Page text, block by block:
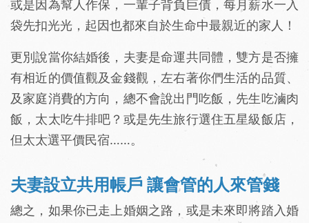
或是因為幫人作保，一輩子背負巨債，每月薪水一入
袋先扣光光，起因也都來自於生命中最親近的家人！
更別說當你結婚後，夫妻是命運共同體，雙方是否擁
有相近的價值觀及金錢觀，左右著你們生活的品質、
及家庭消費的方向，總不會說出門吃飯，先生吃滷肉
飯，太太吃牛排吧？或是先生旅行選住五星級飯店，
但太太選平價民宿……。
夫妻設立共用帳戶 讓會管的人來管錢
總之，如果你已走上婚姻之路，或是未來即將踏入婚